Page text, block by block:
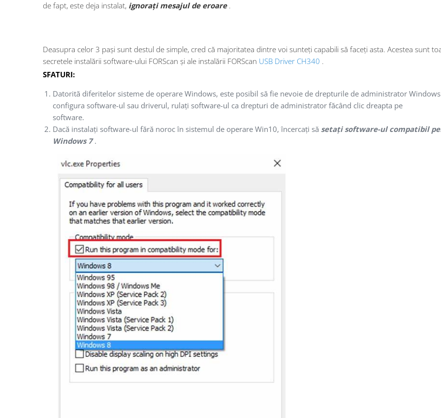
de fapt, este deja instalat, ignorați mesajul de eroare.
Deasupra celor 3 pași sunt destul de simple, cred că majoritatea dintre voi sunteți capabili să faceți asta. Acestea sunt
secretele instalării software-ului FORScan și ale instalării FORScan USB Driver CH340 .
SFATURI:
Datorită diferitelor sisteme de operare Windows, este posibil să fie nevoie de drepturile de administrator
configura software-ul sau driverul, rulați software-ul ca drepturi de administrator făcând clic dreapta pe
software.
Dacă instalați software-ul fără noroc în sistemul de operare Win10, încercați să setați software-ul compatibil
Windows 7.